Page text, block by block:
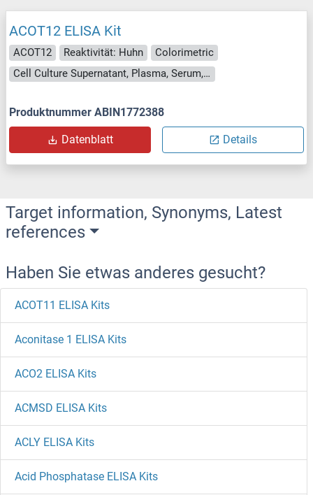
ACOT12 ELISA Kit
ACOT12 Reaktivität: Huhn
Colorimetric
Cell Culture Supernatant, Plasma, Serum, Tissue Homogenate
Produktnummer ABIN1772388
Datenblatt Details
Target information, Synonyms, Latest
references
Haben Sie etwas anderes gesucht?
ACOT11 ELISA Kits
Aconitase 1 ELISA Kits
ACO2 ELISA Kits
ACMSD ELISA Kits
ACLY ELISA Kits
Acid Phosphatase ELISA Kits